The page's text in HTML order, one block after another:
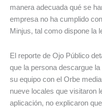
manera adecuada qué se
empresa no ha cumplido
Minjus, tal como dispone la
El reporte de Ojo Público
que la persona descargue
su equipo con el Orbe
nueve locales que visitaron
aplicación, no explicaron